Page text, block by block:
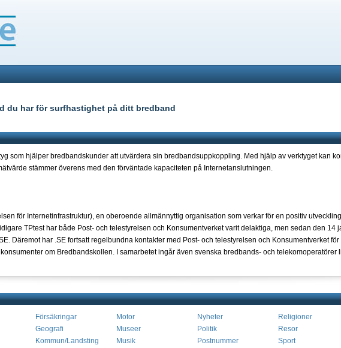
du har för surfhastighet på ditt bredband
som hjälper bredbandskunder att utvärdera sin bredbandsuppkoppling. Med hjälp av verktyget kan
stämmer överens med den förväntade kapaciteten på Internetanslutningen.
för Internetinfrastruktur), en oberoende allmännyttig organisation som verkar för en positiv
TPtest har både Post- och telestyrelsen och Konsumentverket varit delaktiga, men sedan den 14
Däremot har .SE fortsatt regelbundna kontakter med Post- och telestyrelsen och Konsumentverket
om Bredbandskollen. I samarbetet ingår även svenska bredbands- och telekomoperatörer
Försäkringar
Geografi
Kommun/Landsting
Motor
Museer
Musik
Nyheter
Politik
Postnummer
Religioner
Resor
Sport